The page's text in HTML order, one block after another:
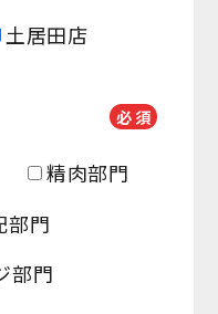
土居田店
必須
精肉部門
部門
部門